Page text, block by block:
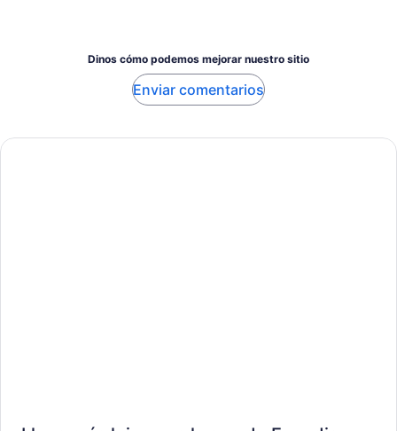
Dinos cómo podemos mejorar nuestro sitio
Enviar comentarios